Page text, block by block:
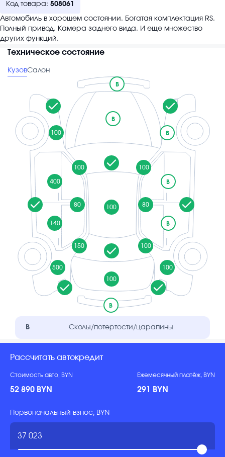
Код товара: 508061
Автомобиль в хорошем состоянии. Богатая комплектация RS.
Полный привод. Камера заднего вида. И еще множество
других функций.
Техническое состояние
КузовСалон
B
B
100
100
B
100
100
400
80
140
150
500
B
100
B
80
B
100
100
B Сколы/потертости/царапины
Рассчитать автокредит
Стоимость авто, BYN
52 890 BYN
Ежемесячный платёж, BYN
291 BYN
Первоначальный взнос, BYN